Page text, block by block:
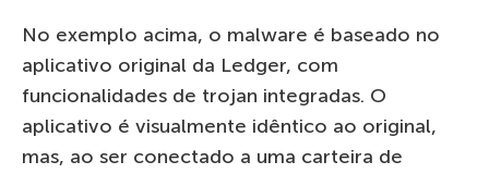
No exemplo acima, o malware é baseado no
aplicativo original da Ledger, com
funcionalidades de trojan integradas. O
aplicativo é visualmente idêntico ao original,
mas, ao ser conectado a uma carteira de